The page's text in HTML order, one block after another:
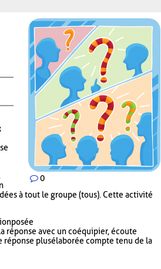
0
à tout le groupe (tous). Cette activité
posée
réponse avec un coéquipier, écoute
plus élaborée compte tenu de la